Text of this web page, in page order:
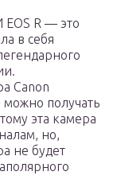
EOS R — это
в себя
Canon
можно получать
эта камера
но,
не будет